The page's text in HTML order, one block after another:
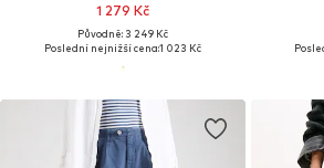
1 279 Kč
Původně: 3 249 Kč
Poslední nejnižší cena:1 023 Kč